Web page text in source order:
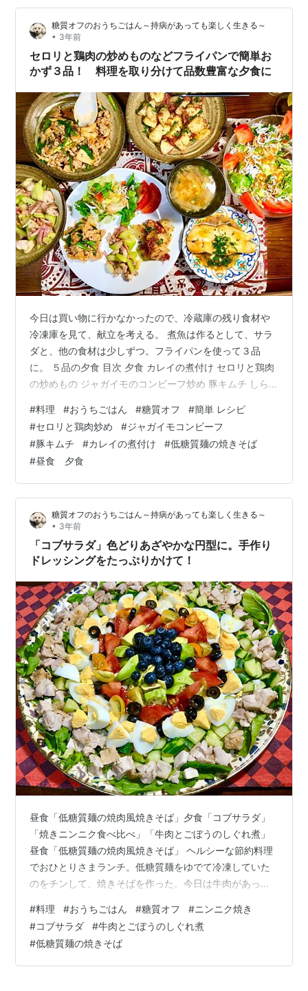
グ）・小麦粉・サラダ油 ○ト…
糖質オフのおうちごはん～持病があっても楽しく生きる～
• 3年前
セロリと鶏肉の炒めものなどフライパンで簡単お
かず３品！ 料理を取り分けて品数豊富な夕食に
今日は買い物に行かなかったので、冷蔵庫の残り食材や
冷凍庫を見て、献立を考える。 煮魚は作るとして、サラ
ダと、他の食材は少しずつ。フライパンを使って３品
に。 ５品の夕食 目次 夕食 カレイの煮付け セロリと鶏肉
の炒めもの ジャガイモのコンビーフ炒め 豚キムチ しら
イク 夕食 カレイの煮付け ○カラスカレイ・ネギ ○出汁
の素・醤油・ラカント・酒・片栗粉 調味料を合わせて煮
汁を作る。沸騰したら、カレイを入れて８分煮る。水溶
き片栗粉でとろみをつける。 カレイの煮付け 魚を煮なが
らフライパンの３品料理へ。 セロリと鶏肉の炒めもの ○
セロリ・鶏肉・ベ…
#料理 #おうちごはん #糖質オフ #簡単 レシピ
#セロリと鶏肉炒め #ジャガイモコンビーフ
#豚キムチ #カレイの煮付け #低糖質麺の焼きそば
#昼食 夕食
糖質オフのおうちごはん～持病があっても楽しく生きる～
• 3年前
「コブサラダ」色どりあざやかな円型に。手作り
ドレッシングをたっぷりかけて！
昼食「低糖質麺の焼肉風焼きそば」夕食「コブサラダ」
「焼きニンニク食べ比べ」「牛肉とごぼうのしぐれ煮」
昼食「低糖質麺の焼肉風焼きそば」 ヘルシーな節約料理
でおひとりさまランチ。低糖質麺をゆでて冷凍していた
のをチンして、焼きそばを作った。今日は牛肉があった
肉のタレで炒めて、麺と炒める。 低糖質麺の焼肉風焼き
そば 焼肉のタレの甘みと、ボリュームがあって美味しい
ねえ。 低糖質麵の焼肉風焼きそば 生ワカメサラダ たま
ごの味噌汁 夕食 夜は、買っておいた鶏肉を焼いてコブサ
#料理 #おうちごはん #糖質オフ #ニンニク焼き
#コブサラダ #牛肉とごぼうのしぐれ煮
#低糖質麺の焼きそば